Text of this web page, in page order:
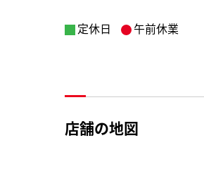
定休日 午前休業
店舗の地図